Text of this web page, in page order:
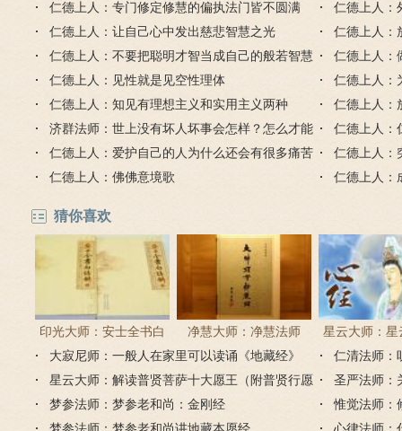
是第二人格
戒定慧
仁德上人：专门修定修慧的偏执法门皆不圆满
仁德上人：
仁德上人：让自己心中发出慈悲智慧之光
仁德上人：
仁德上人：不要把聪明才智当成自己的般若智慧
仁德上人：
的智慧心
仁德上人：见性就是见空性理体
仁德上人：
己的自由心
仁德上人：知见有理想主义和实用主义两种
仁德上人：
济群法师：世上没有坏人坏事会怎样？怎么才能
包容所有人？
仁德上人：
仁德上人：爱护自己的人为什么还会有很多痛苦
烦恼？
仁德上人：
仁德上人：佛佛意境歌
仁德上人：
猜你喜欢
印光大师：安士全书白
话解
净慧大师：净慧法师
《楞严经》浅译
星云大师：星
《心经
大寂尼师：一般人在家里可以读诵《地藏经》
吗？
仁清法师：
星云大师：解读普贤菩萨十大愿王（附普贤行愿
品全文）
圣严法师：
梦参法师：梦参老和尚：金刚经
惟觉法师：